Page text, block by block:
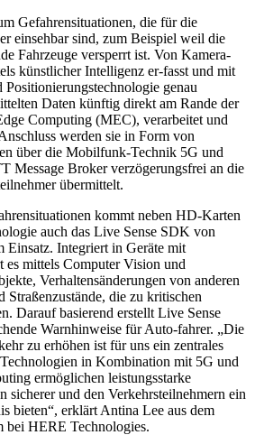
Gefahrensituationen, die für die
einsehbar sind, zum Beispiel weil die
Fahrzeuge versperrt ist. Von Kamera-
künstlicher Intelligenz er-fasst und mit
genau
Daten künftig direkt am Rande der
Computing (MEC), verarbeitet und
werden sie in Form von
über die Mobilfunk-Technik 5G und
Message Broker verzögerungsfrei an die
übermittelt.
kommt neben HD-Karten
auch das Live Sense SDK von
Einsatz. Integriert in Geräte mit
es mittels Computer Vision und
Verhaltensänderungen von anderen
Straßenzustände, die zu kritischen
Darauf basierend erstellt Live Sense
Warnhinweise für Auto-fahrer. „Die
zu erhöhen ist für uns ein zentrales
in Kombination mit 5G und
ermöglichen leistungsstarke
sicherer und den Verkehrsteilnehmern ein
bieten“, erklärt Antina Lee aus dem
bei HERE Technologies.